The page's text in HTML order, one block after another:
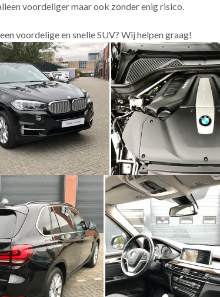
voordeliger maar ook zonder enig risico.
voordelige en snelle SUV? Wij helpen graag!